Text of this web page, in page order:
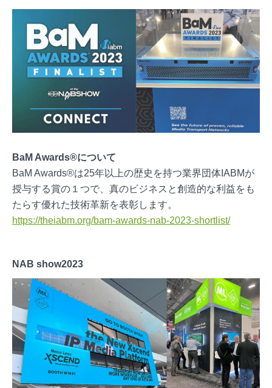
BaM Awards®について
BaM Awards®は25年以上の歴史を持つ業界団体IABMが
授与する賞の１つで、真のビジネスと創造的な利益をも
たらす優れた技術革新を表彰します。
https://theiabm.org/bam-awards-nab-2023-shortlist/
NAB show2023